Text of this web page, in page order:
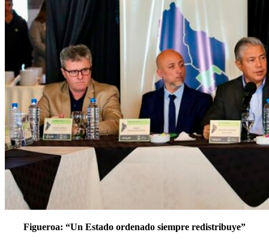
Figueroa: “Un Estado ordenado siempre redistribuye”